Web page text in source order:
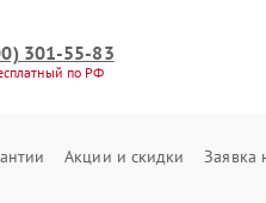
301-55-83
по РФ
Акции и скидки Заявка